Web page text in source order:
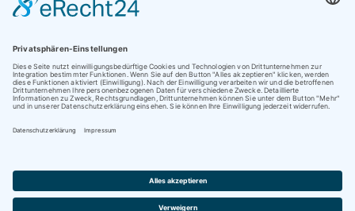
Follow Us On Social Media